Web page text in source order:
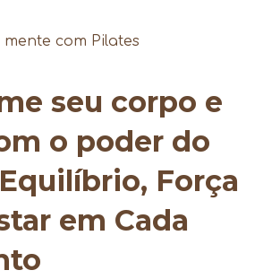
com Pilates
seu corpo e
o poder do
Força
em Cada